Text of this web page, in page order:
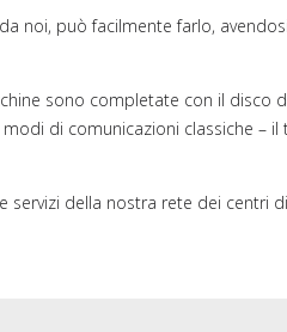
noi, può facilmente farlo,
sono completate con il disco
di comunicazioni classiche
della nostra rete dei centri